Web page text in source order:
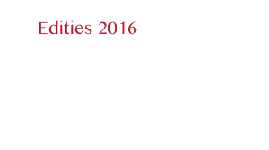
Edities 2016